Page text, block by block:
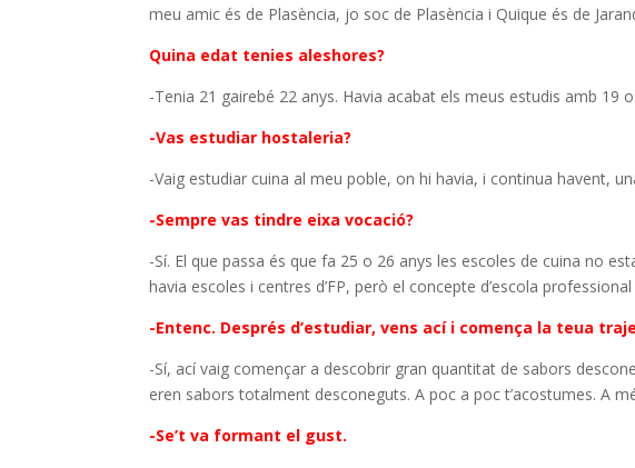
meu amic és de Plasència, jo soc de Plasència i Quique és de
Quina edat tenies aleshores?
-Tenia 21 gairebé 22 anys. Havia acabat els meus estudis amb 19
-Vas estudiar hostaleria?
-Vaig estudiar cuina al meu poble, on hi havia, i continua havent,
-Sempre vas tindre eixa vocació?
-Sí. El que passa és que fa 25 o 26 anys les escoles de cuina no
havia escoles i centres d’FP, però el concepte d’escola
-Entenc. Després d’estudiar, vens ací i comença la teua
-Sí, ací vaig començar a descobrir gran quantitat de sabors
eren sabors totalment desconeguts. A poc a poc t’acostumes. A
-Se’t va formant el gust.